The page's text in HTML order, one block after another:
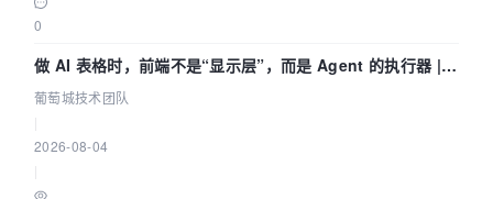
0
做 AI 表格时，前端不是“显示层”，而是 Agent 的执行器 |
葡萄城技术团队
葡萄城技术团队
2026-08-04